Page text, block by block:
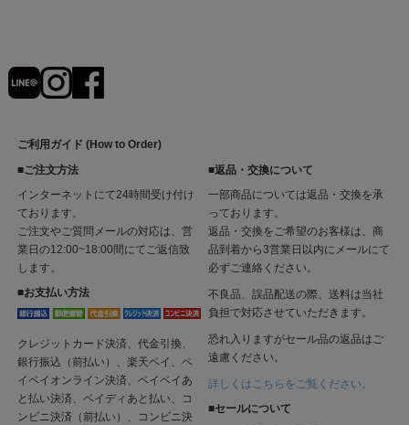
ご利用ガイド (How to Order)
■ご注文方法
インターネットにて24時間受け付け
ております。
ご注文やご質問メールの対応は、営
業日の12:00~18:00間にてご返信致
します。
■お支払い方法
クレジットカード決済、代金引換、
銀行振込（前払い）、楽天ペイ、ペ
イペイオンライン決済、ペイペイあ
と払い決済、ペイディあと払い、コ
ンビニ決済（前払い）、コンビニ決
■返品・交換について
一部商品については返品・交換を承
っております。
返品・交換をご希望のお客様は、商
品到着から3営業日以内にメールにて
必ずご連絡ください。
不良品、誤品配送の際、送料は当社
負担で対応させていただきます。
恐れ入りますがセール品の返品はご
遠慮ください。
詳しくはこちらをご覧ください。
■セールについて